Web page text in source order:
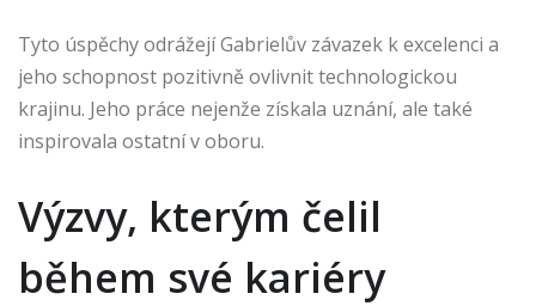
Tyto úspěchy odrážejí Gabrielův závazek k excelenci a
jeho schopnost pozitivně ovlivnit technologickou
krajinu. Jeho práce nejenže získala uznání, ale také
inspirovala ostatní v oboru.
Výzvy, kterým čelil
během své kariéry